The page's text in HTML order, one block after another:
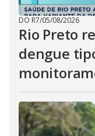
DO R7/05/08/2026
Rio Preto
dengue